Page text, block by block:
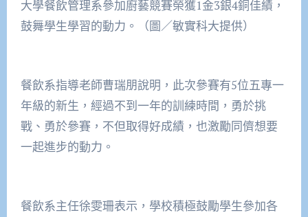
大學餐飲管理系參加廚藝競賽榮獲1金3銀4銅佳績，
鼓舞學生學習的動力。（圖／敏實科大提供）
餐飲系指導老師曹瑞朋說明，此次參賽有5位五專一
年級的新生，經過不到一年的訓練時間，勇於挑
戰、勇於參賽，不但取得好成績，也激勵同儕想要
一起進步的動力。
餐飲系主任徐雯珊表示，學校積極鼓勵學生參加各